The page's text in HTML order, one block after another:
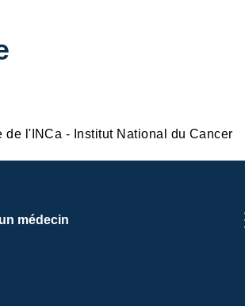
de l'INCa - Institut National du Cancer
médecin